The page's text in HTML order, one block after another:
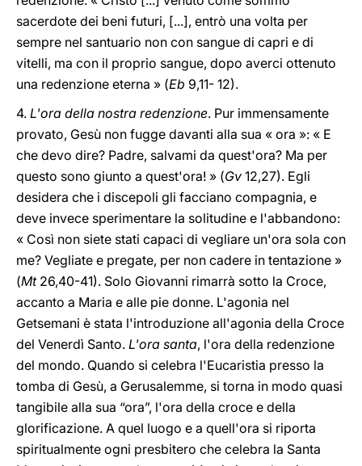
sacerdote dei beni futuri, [...], entrò una volta per
sempre nel santuario non con sangue di capri e di
vitelli, ma con il proprio sangue, dopo averci ottenuto
una redenzione eterna » (Eb 9,11- 12).
4. L'ora della nostra redenzione. Pur immensamente
provato, Gesù non fugge davanti alla sua « ora »: « E
che devo dire? Padre, salvami da quest'ora? Ma per
questo sono giunto a quest'ora! » (Gv 12,27). Egli
desidera che i discepoli gli facciano compagnia, e
deve invece sperimentare la solitudine e l'abbandono:
« Così non siete stati capaci di vegliare un'ora sola con
me? Vegliate e pregate, per non cadere in tentazione »
(Mt 26,40-41). Solo Giovanni rimarrà sotto la Croce,
accanto a Maria e alle pie donne. L'agonia nel
Getsemani è stata l'introduzione all'agonia della Croce
del Venerdì Santo. L'ora santa, l'ora della redenzione
del mondo. Quando si celebra l'Eucaristia presso la
tomba di Gesù, a Gerusalemme, si torna in modo quasi
tangibile alla sua “ora”, l'ora della croce e della
glorificazione. A quel luogo e a quell'ora si riporta
spiritualmente ogni presbitero che celebra la Santa